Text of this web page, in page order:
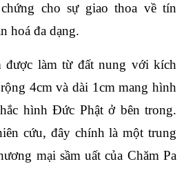
cho sự giao thoa về tín
hoá đa dạng.
được làm từ đất nung với kích
4cm và dài 1cm mang hình
hình Đức Phật ở bên trong.
cứu, đây chính là một trung
mại sầm uất của Chăm Pa